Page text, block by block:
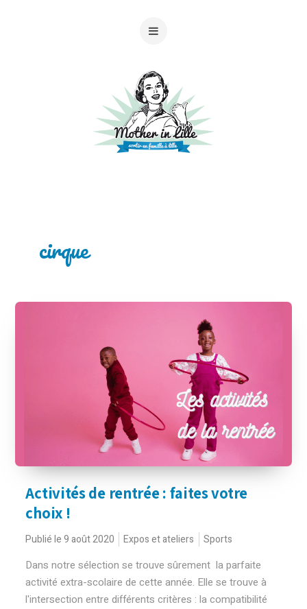
cirque
Activités de rentrée : faites votre
choix !
Publié le 9 août 2020 Expos et ateliers Sports
Dans notre sélection se trouve sûrement la parfaite
activité extra-scolaire de cette année. Elle se trouve à
l'intersection entre différents critères : la compatibilité